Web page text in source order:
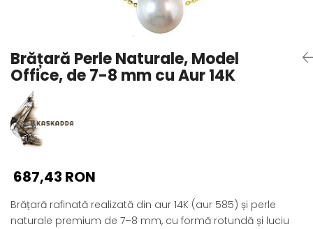
Pandantive cu Perle
Brose cu Perle
Brățară Perle Naturale, Model
Office, de 7-8 mm cu Aur 14K
687,43 RON
Brățară rafinată realizată din aur 14K (aur 585) și perle
naturale premium de 7–8 mm, cu formă rotundă și luciu